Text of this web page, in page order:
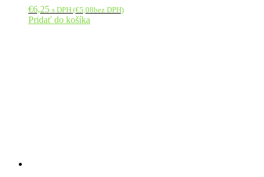
€6,25 s DPH (€5,08bez DPH)
Pridať do košíka